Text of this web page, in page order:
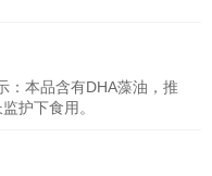
：本品含有DHA藻油，推
护下食用。